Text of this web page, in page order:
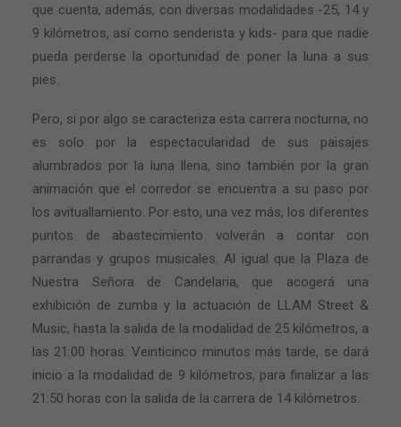
que cuenta, además, con diversas modalidades -25, 14 y
9 kilómetros, así como senderista y kids- para que nadie
pueda perderse la oportunidad de poner la luna a sus
pies.
Pero, si por algo se caracteriza esta carrera nocturna, no
es solo por la espectacularidad de sus paisajes
alumbrados por la luna llena, sino también por la gran
animación que el corredor se encuentra a su paso por
los avituallamiento. Por esto, una vez más, los diferentes
puntos de abastecimiento volverán a contar con
parrandas y grupos musicales. Al igual que la Plaza de
Nuestra Señora de Candelaria, que acogerá una
exhibición de zumba y la actuación de LLAM Street &
Music, hasta la salida de la modalidad de 25 kilómetros, a
las 21:00 horas. Veinticinco minutos más tarde, se dará
inicio a la modalidad de 9 kilómetros, para finalizar a las
21:50 horas con la salida de la carrera de 14 kilómetros.